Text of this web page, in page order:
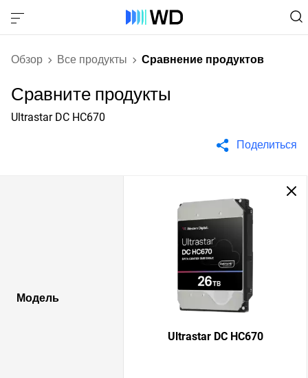
Обзор Все продукты Сравнение продуктов
Сравните продукты
Ultrastar DC HC670
Поделиться
Модель
Ultrastar DC HC670